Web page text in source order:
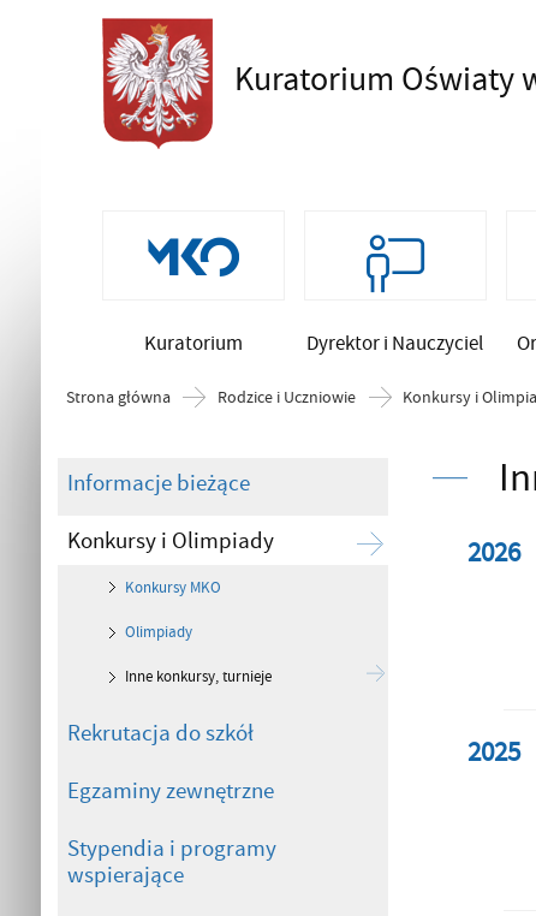
Kuratorium Oświaty
Szukaj
Kuratorium Dyrektor i Nauczyciel
Strona główna Rodzice i Uczniowie Konkursy i
Informacje bieżące
Konkursy i Olimpiady
Konkursy MKO
Olimpiady
Inne konkursy, turnieje
Rekrutacja do szkół
Egzaminy zewnętrzne
Stypendia i programy
wspierające
2026
2025